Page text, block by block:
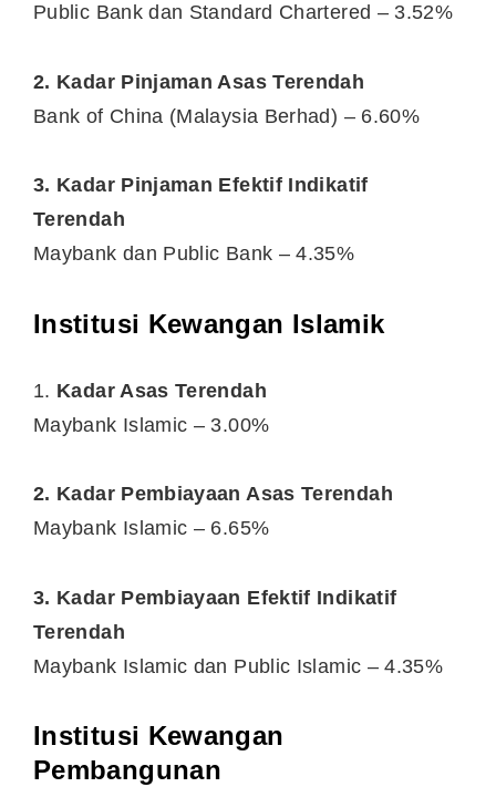
Public Bank dan Standard Chartered – 3.52%
2. Kadar Pinjaman Asas Terendah
Bank of China (Malaysia Berhad) – 6.60%
3. Kadar Pinjaman Efektif Indikatif
Terendah
Maybank dan Public Bank – 4.35%
Institusi Kewangan Islamik
1. Kadar Asas Terendah
Maybank Islamic – 3.00%
2. Kadar Pembiayaan Asas Terendah
Maybank Islamic – 6.65%
3. Kadar Pembiayaan Efektif Indikatif
Terendah
Maybank Islamic dan Public Islamic – 4.35%
Institusi Kewangan
Pembangunan